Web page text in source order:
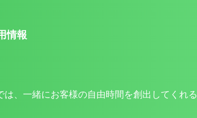
情報
は、一緒にお客様の自由時間を創出してくれる